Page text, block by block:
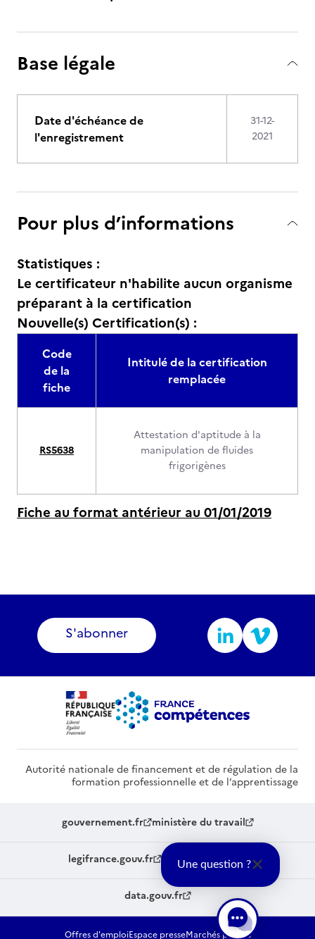
Base légale
Date d'échéance de
l'enregistrement
31-12-
2021
Pour plus d’informations
Statistiques :
Le certificateur n'habilite aucun organisme
préparant à la certification
Nouvelle(s) Certification(s) :
Code
de la
fiche
Intitulé de la certification
remplacée
RS5638
Attestation d'aptitude à la
manipulation de fluides
frigorigènes
Fiche au format antérieur au 01/01/2019
S'abonner
Autorité nationale de financement et de régulation de la
formation professionnelle et de l’apprentissage
gouvernement.fr ministère du travail
legifrance.gouv.fr service-public.fr
data.gouv.fr
Offres d'emploiEspace presseMarchés publics
Une question ?